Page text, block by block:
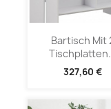
Bartisch Mit
327,60 €